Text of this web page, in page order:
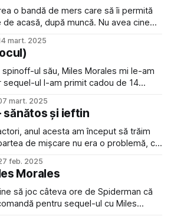
o bandă de mers care să îi permită
acasă, după muncă. Nu avea cine
își pierde echilibrul și să fie pliabilă,
mart. 2025
spinoff-ul său, Miles Morales mi le-am
sequel-ul l-am primit cadou de 14
de ore să îl termin) a păstrat tot ce
mart. 2025
și ieftin
anul acesta am început să trăim
de mișcare nu era o problemă, cel
câțiva ani pe air fryer,
feb. 2025
Morales
să joc câteva ore de Spiderman că
pentru sequel-ul cu Miles